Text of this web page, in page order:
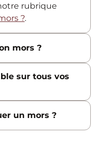
rubrique
?.
mors ?
sur tous vos
un mors ?